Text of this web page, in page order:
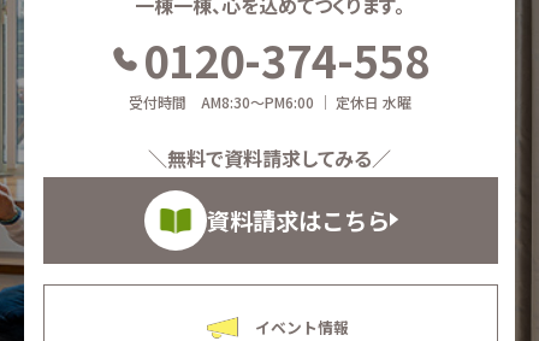
0120-374-558
受付時間 AM8:30～PM6:00 ｜ 定休日 水曜
＼無料で資料請求してみる／
資料請求はこちら
イベント情報